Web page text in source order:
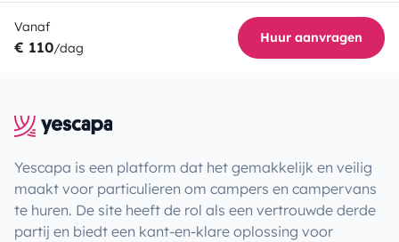
Vanaf
€ 110/dag
Huur aanvragen
Yescapa is een platform dat het gemakkelijk en veilig
maakt voor particulieren om campers en campervans
te huren. De site heeft de rol als een vertrouwde derde
partij en biedt een kant-en-klare oplossing voor